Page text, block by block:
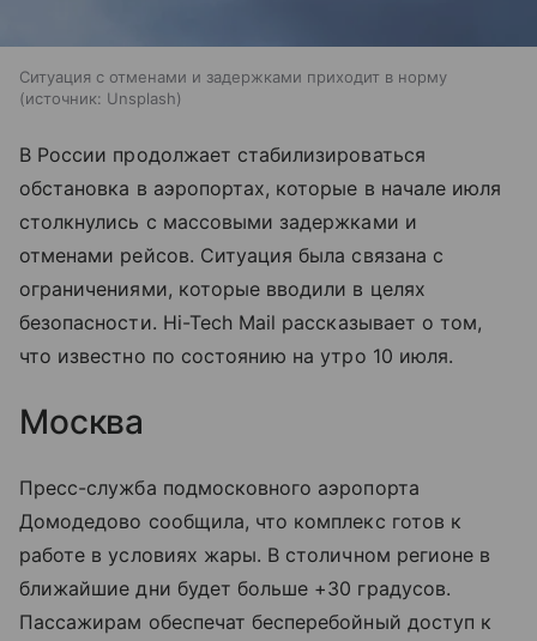
Ситуация с отменами и задержками приходит в норму
источник: Unsplash
В России продолжает стабилизироваться
обстановка в аэропортах, которые в начале июля
столкнулись с массовыми задержками и
отменами рейсов. Ситуация была связана с
ограничениями, которые вводили в целях
безопасности. Hi-Tech Mail рассказывает о том,
что известно по состоянию на утро 10 июля.
Москва
Пресс-служба подмосковного аэропорта
Домодедово сообщила, что комплекс готов к
работе в условиях жары. В столичном регионе в
ближайшие дни будет больше +30 градусов.
Пассажирам обеспечат бесперебойный доступ к